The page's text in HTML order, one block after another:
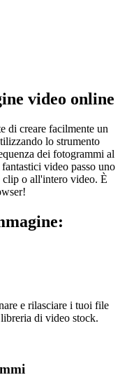
video online
di creare facilmente un
lo strumento
dei fotogrammi al
video passo uno
o all'intero video. È
e rilasciare i tuoi file
di video stock.